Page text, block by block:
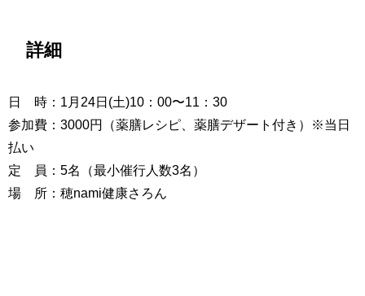
詳細
日 時：1月24日(土)10：00〜11：30
参加費：3000円（薬膳レシピ、薬膳デザート付き）※当日
払い
定 員：5名（最小催行人数3名）
場 所：穂nami健康さろん